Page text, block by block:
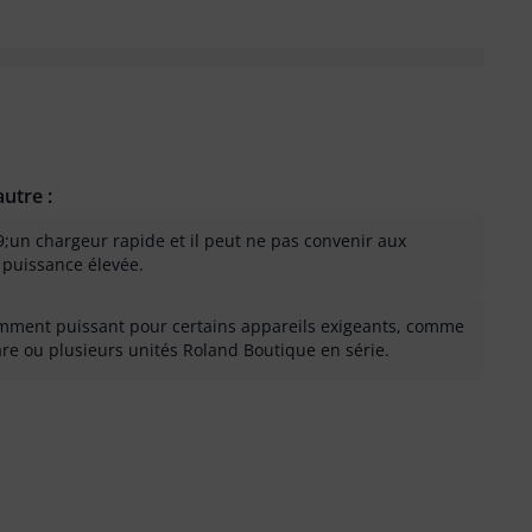
:
chargeur rapide et il peut ne pas convenir aux
élevée.
puissant pour certains appareils exigeants, comme
ou plusieurs unités Roland Boutique en série.
inutile